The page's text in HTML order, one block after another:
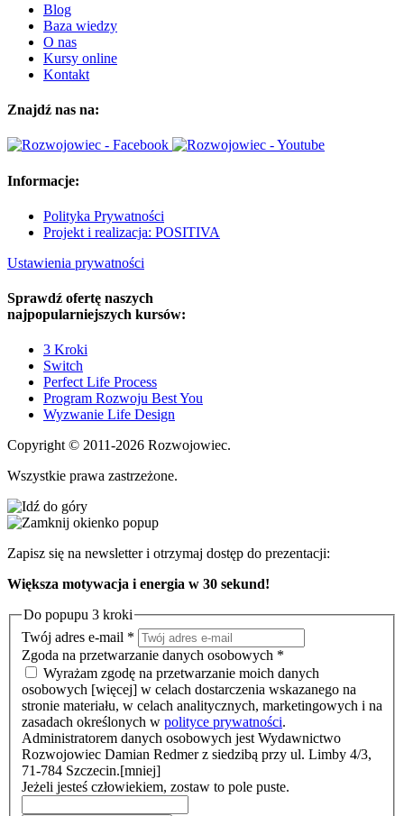
Blog
Baza wiedzy
O nas
Kursy online
Kontakt
Znajdź nas na:
Informacje:
Polityka Prywatności
Projekt i realizacja: POSITIVA
Ustawienia prywatności
Sprawdź ofertę naszych
najpopularniejszych kursów:
3 Kroki
Switch
Perfect Life Process
Program Rozwoju Best You
Wyzwanie Life Design
Copyright © 2011-2026 Rozwojowiec.
Wszystkie prawa zastrzeżone.
Zapisz się na newsletter i otrzymaj dostęp do prezentacji:
Większa motywacja i energia w 30 sekund!
Do popupu 3 kroki
Twój adres e-mail *
Zgoda na przetwarzanie danych osobowych *
Wyrażam zgodę na przetwarzanie moich danych
osobowych [więcej] w celach dostarczenia wskazanego na
stronie materiału, w celach analitycznych, marketingowych i na
zasadach określonych w polityce prywatności.
Administratorem danych osobowych jest Wydawnictwo
Rozwojowiec Damian Redmer z siedzibą przy ul. Limby 4/3,
71-784 Szczecin.[mniej]
Jeżeli jesteś człowiekiem, zostaw to pole puste.